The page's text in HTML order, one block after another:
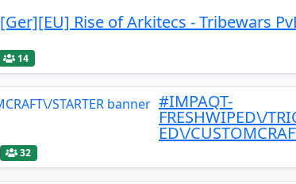
[Ger][EU] Rise of Arkitecs - Tribewars
14
#IMPAQT-
FRESHWIPED\/
ED\/
32